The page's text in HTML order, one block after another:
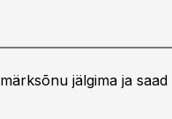
jälgima ja